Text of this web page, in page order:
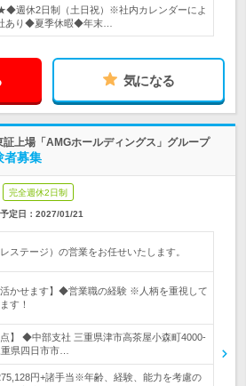
週休2日制（土日祝）※社内カレンダーによ
あり◆夏季休暇◆年末…
気になる
上場「AMGホールディングス」グループ
者募集
完全週休2日制
定日： 2027/01/21
ステージ）の営業をお任せいたします。
活かせます】◆営業職の経験 ※人柄を重視して
す！
点】 ◆中部支社 三重県津市高茶屋小森町4000-
県四日市市…
円+諸手当※年齢、経験、能力を考慮の